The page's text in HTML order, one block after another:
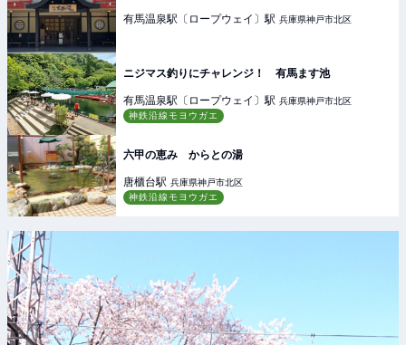
有馬温泉駅〔ロープウェイ〕駅 兵庫県神戸市北区
ニジマス釣りにチャレンジ！ 有馬ます池
有馬温泉駅〔ロープウェイ〕駅 兵庫県神戸市北区
神鉄沿線モヨウガエ
六甲の恵み からとの湯
唐櫃台駅 兵庫県神戸市北区
神鉄沿線モヨウガエ